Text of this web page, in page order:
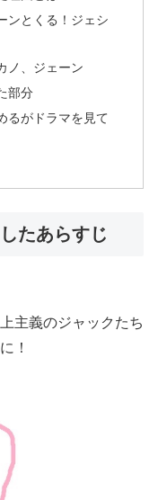
ンとくる！ジェシ
ノ、ジェーン
部分
るがドラマを見て
たあらすじ
主義のジャックたち
！